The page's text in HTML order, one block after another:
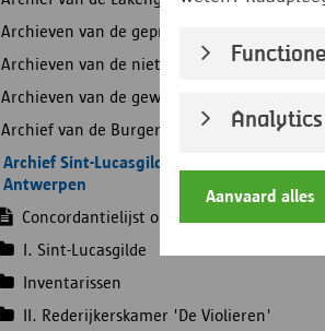
Archieven van de geprivilegieerde ambachten
Archieven van de niet-geprivilegieerde
Archieven van de gewapende gilden of de
Archief van de Burgerlijke Wacht.
Archief Sint-Lucasgilde en Archief
Antwerpen
Concordantielijst oude/nieuwe inventaris
I. Sint-Lucasgilde
Inventarissen
II. Rederijkerskamer 'De Violieren'
Analytics
Aanvaard alles